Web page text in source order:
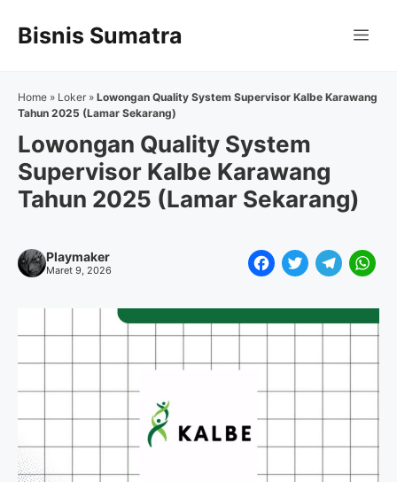
Bisnis Sumatra
Home » Loker » Lowongan Quality System Supervisor Kalbe Karawang
Tahun 2025 (Lamar Sekarang)
Lowongan Quality System
Supervisor Kalbe Karawang
Tahun 2025 (Lamar Sekarang)
Playmaker
Maret 9, 2026
F
c
o
k
T
i
r
T
l
a
m
W
a
p
p